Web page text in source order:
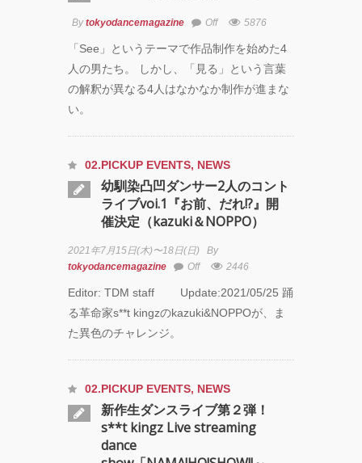
YOKO
アオイ
出
演！
練の幽
物
Bytokyodancemagazine Off 5876
「See」というテーマで作品制作を始めた4
人の男たち。 しかし、「見る」という言葉
の解釈が異なる4人はなかなか制作が進まな
い。
02.PICKUP EVENTS, NEWS
幼馴染凸凹ダンサー2人のコント
ライブvoi.1『お前、だれ!?』開
催決定（kazuki＆NOPPO）
2021年7月15日(木)〜18日(日)
By
tokyodancemagazine
Off 2446
Editor: TDM staff Update:2021/05/25 踊
る革命家s**t kingzのkazuki&NOPPOが、ま
た異色のチャレンジ。
02.PICKUP EVENTS, NEWS
新作生ダンスライブ第２弾！
s**t kingz Live streaming
dance